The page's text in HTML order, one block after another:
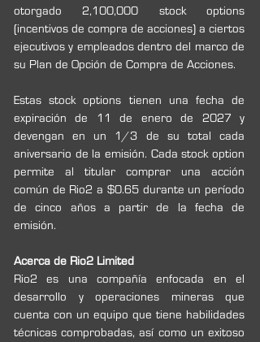
otorgado 2,100,000 stock options
(incentivos de compra de acciones) a ciertos
ejecutivos y empleados dentro del marco de
su Plan de Opción de Compra de Acciones.
Estas stock options tienen una fecha de
expiración de 11 de enero de 2027 y
devengan en un 1/3 de su total cada
aniversario de la emisión. Cada stock option
permite al titular comprar una acción
común de Rio2 a $0.65 durante un período
de cinco años a partir de la fecha de
emisión.
Acerca de Rio2 Limited
Rio2 es una compañía enfocada en el
desarrollo y operaciones mineras que
cuenta con un equipo que tiene habilidades
técnicas comprobadas, así como un exitoso